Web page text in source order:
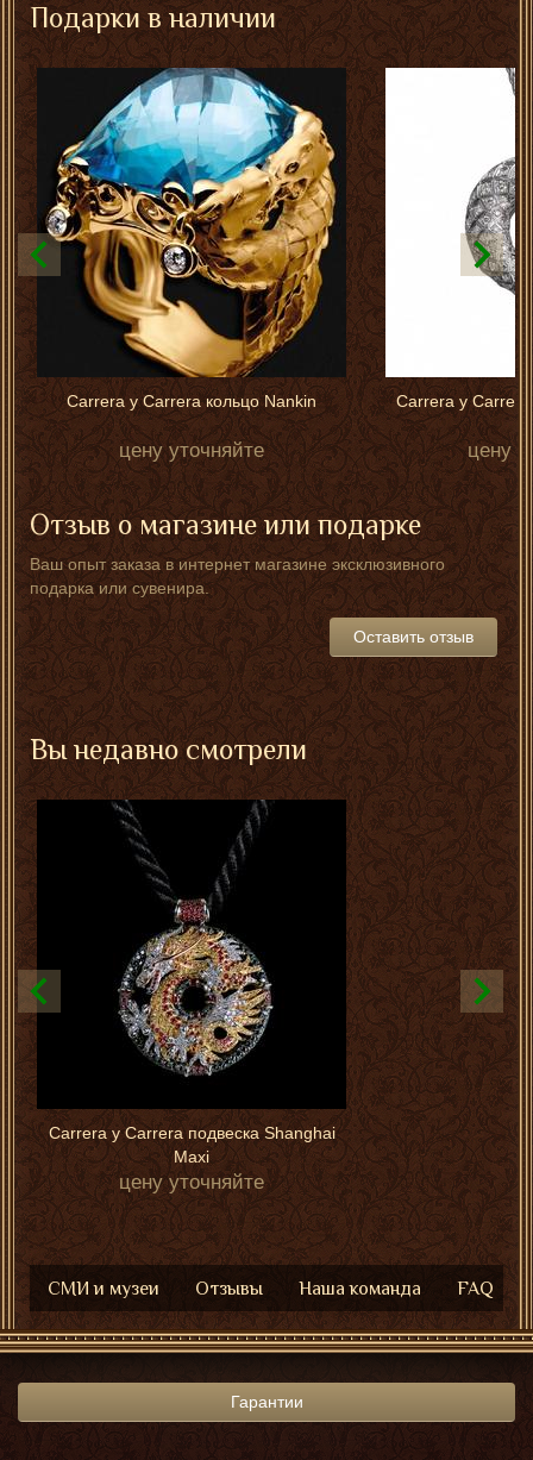
Подарки в наличии
Carrera y Carrera кольцо Nankin
цену уточняйте
Carrera y
цену
Отзыв о магазине или подарке
Ваш опыт заказа в интернет магазине эксклюзивного
подарка или сувенира.
Оставить отзыв
Вы недавно смотрели
Carrera y Carrera подвеска Shanghai
Maxi
цену уточняйте
СМИ и музеи Отзывы Наша команда FAQ
Гарантии